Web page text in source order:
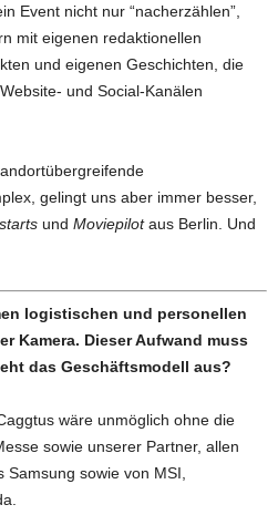
Event nicht nur “nacherzählen”,
mit eigenen redaktionellen
und eigenen Geschichten, die
und Social-Kanälen
gelingt uns aber immer besser,
und Moviepilotaus Berlin. Und
logistischen und personellen
Kamera. Dieser Aufwand muss
das Geschäftsmodell aus?
wäre unmöglich ohne die
sowie unserer Partner, allen
Samsung sowie von MSI,